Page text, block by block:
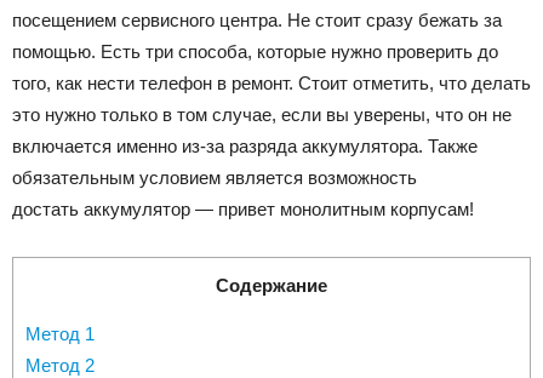
посещением сервисного центра. Не стоит сразу бежать за
помощью. Есть три способа, которые нужно проверить до
того, как нести телефон в ремонт. Стоит отметить, что делать
это нужно только в том случае, если вы уверены, что он не
включается именно из-за разряда аккумулятора. Также
обязательным условием является возможность
достать аккумулятор — привет монолитным корпусам!
Содержание
Метод 1
Метод 2